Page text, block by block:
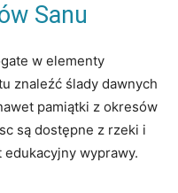
Sanu
w elementy
znaleźć ślady dawnych
pamiątki z okresów
są dostępne z rzeki i
wyprawy.